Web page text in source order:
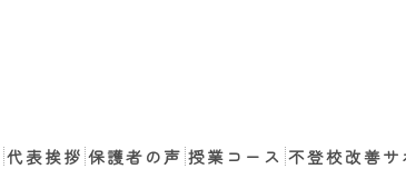
代表挨拶 保護者の声 授業コース 不登校改善サ